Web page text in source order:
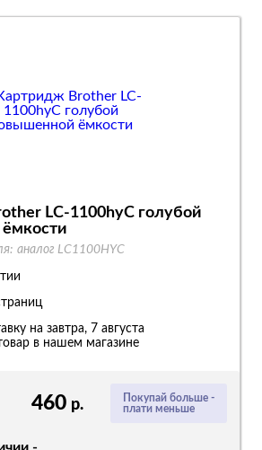
Покупай больше -
плати меньше
460 р.
LC-1100hyC голубой
аналог LC1100HYC
на завтра, 7 августа
в нашем магазине